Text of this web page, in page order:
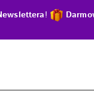
! D